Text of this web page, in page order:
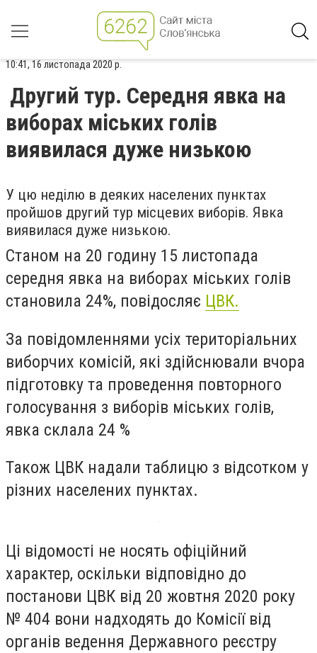
10:41, 16 листопада 2020 р.
Другий тур. Середня явка на
виборах міських голів
виявилася дуже низькою
У цю неділю в деяких населених пунктах
пройшов другий тур місцевих виборів. Явка
виявилася дуже низькою.
Станом на 20 годину 15 листопада
середня явка на виборах міських голів
становила 24%, повідосляє ЦВК.
За повідомленнями усіх територіальних
виборчих комісій, які здійснювали вчора
підготовку та проведення повторного
голосування з виборів міських голів,
явка склала 24 %
Також ЦВК надали таблицю з відсотком у
різних населених пунктах.
Ці відомості не носять офіційний
характер, оскільки відповідно до
постанови ЦВК від 20 жовтня 2020 року
№ 404 вони надходять до Комісії від
органів ведення Державного реєстру